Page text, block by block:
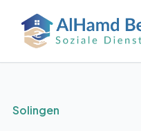
Solingen